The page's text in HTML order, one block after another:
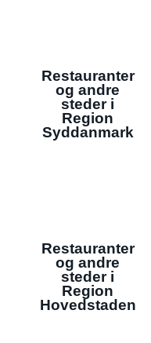
Restauranter
og andre
steder i
Region
Syddanmark
Restauranter
og andre
steder i
Region
Hovedstaden